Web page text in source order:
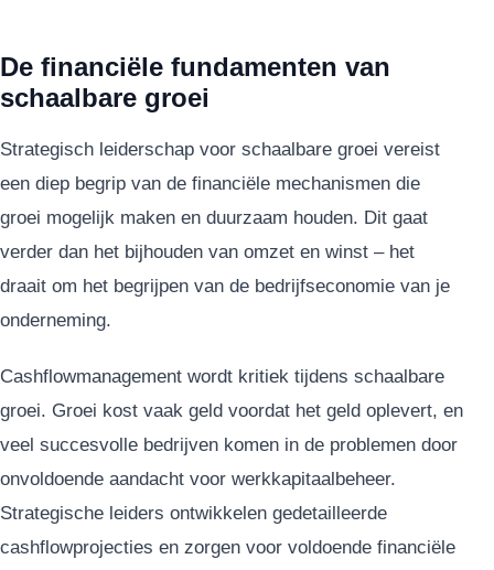
De financiële fundamenten van
schaalbare groei
Strategisch leiderschap voor schaalbare groei vereist
een diep begrip van de financiële mechanismen die
groei mogelijk maken en duurzaam houden. Dit gaat
verder dan het bijhouden van omzet en winst – het
draait om het begrijpen van de bedrijfseconomie van je
onderneming.
Cashflowmanagement wordt kritiek tijdens schaalbare
groei. Groei kost vaak geld voordat het geld oplevert, en
veel succesvolle bedrijven komen in de problemen door
onvoldoende aandacht voor werkkapitaalbeheer.
Strategische leiders ontwikkelen gedetailleerde
cashflowprojecties en zorgen voor voldoende financiële